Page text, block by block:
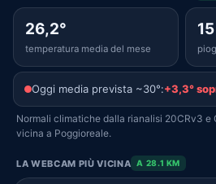
26,2°
temperatura media del mese
Oggi media prevista ~30°:+3,3°
Normali climatiche dalla rianalisi 20CRv3 e
vicina a Poggioreale.
LA WEBCAM PIÙ VICINA A 28.1 KM